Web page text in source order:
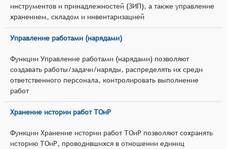
инструментов и принадлежностей (ЗИП), а также управление
хранением, складом и инвентаризацией
Управление работами (нарядами)
Функции Управление работами (нарядами) позволяют
создавать работы/задачи/наряды, распределять их среди
ответственного персонала, контролировать выполнение
работ
Хранение истории работ ТОиР
Функции Хранение истории работ ТОиР позволяют сохранять
историю ТОиР, проводившихся в отношении единиц